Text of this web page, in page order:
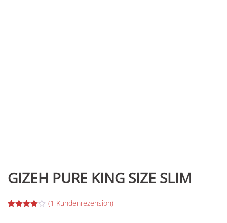
GIZEH PURE KING SIZE SLIM
(1 Kundenrezension)